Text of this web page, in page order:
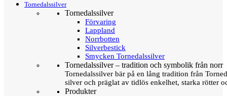
Tornedalssilver
Tornedalssilver
Förvaring
Lappland
Norrbotten
Silverbestick
Smycken Tornedalssilver
Tornedalssilver – tradition och symbolik från norr
Tornedalssilver bär på en lång tradition från
silver och präglat av tidlös enkelhet, starka rötter
Produkter